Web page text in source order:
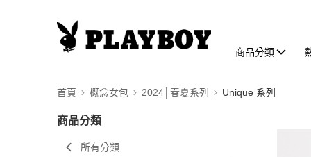
商品分類
首頁 概念女包 2024│春夏系列 Unique 系列
商品分類
所有分類